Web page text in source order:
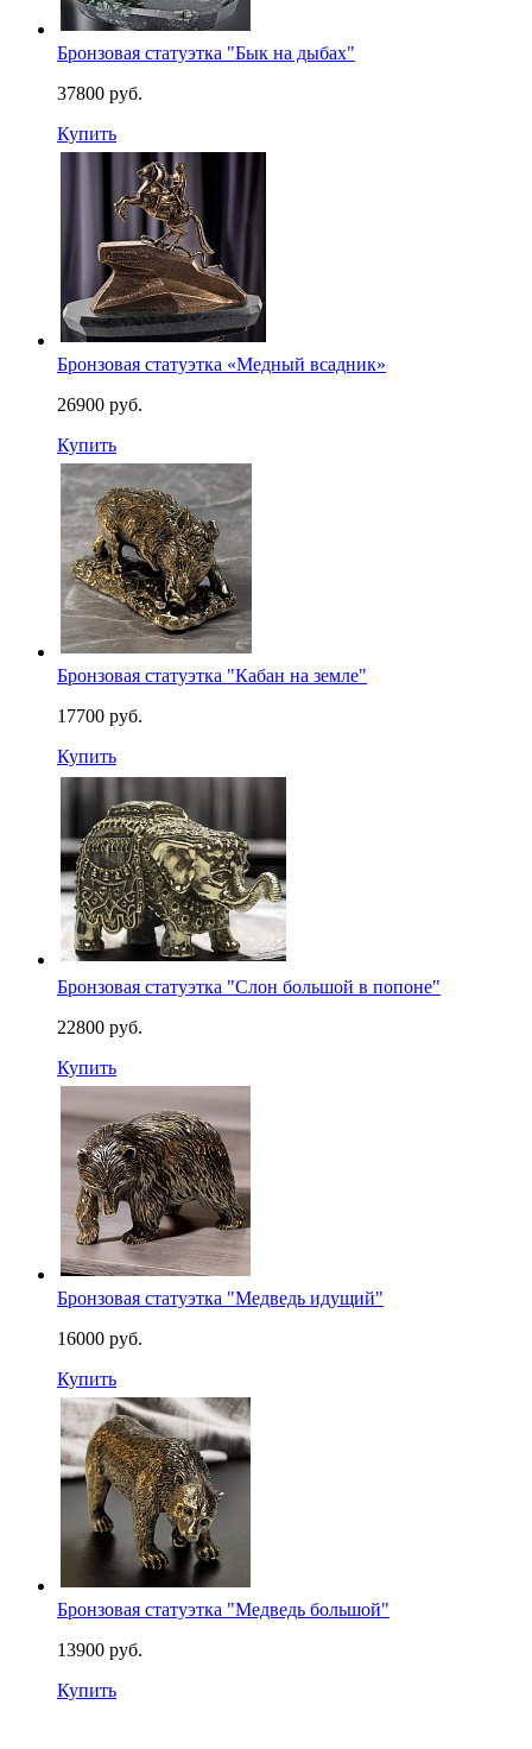
Бронзовая статуэтка "Бык на дыбах"
37800 руб.
Купить
Бронзовая статуэтка «Медный всадник»
26900 руб.
Купить
Бронзовая статуэтка "Кабан на земле"
17700 руб.
Купить
Бронзовая статуэтка "Слон большой в попоне"
22800 руб.
Купить
Бронзовая статуэтка "Медведь идущий"
16000 руб.
Купить
Бронзовая статуэтка "Медведь большой"
13900 руб.
Купить